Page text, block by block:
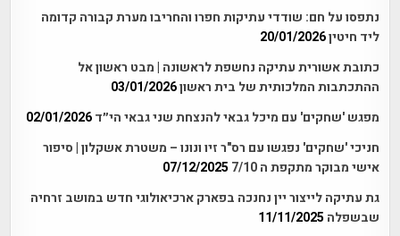
נתפסו על חם: שודדי עתיקות חפרו והחריבו מערת קבורה קדומה
ליד חיטין20/01/2026
כתובת אשורית עתיקה נחשפת לראשונה | מבט ראשון אל
ההתכתבות המלכותית של בית ראשון03/01/2026
מפגש 'שחקים' עם מיכל גבאי להנצחת שני גבאי הי״ד 02/01/2026
חניכי 'שחקים' נפגשו עם רס"ר זיו ונונו – משטרת אשקלון | סיפור
אישי מבוקר מתקפת ה 7/10
07/12/2025
גת עתיקה לייצור יין נחנכה בפארק ארכיאולוגי חדש במושב זרחיה
שבשפלה 11/11/2025